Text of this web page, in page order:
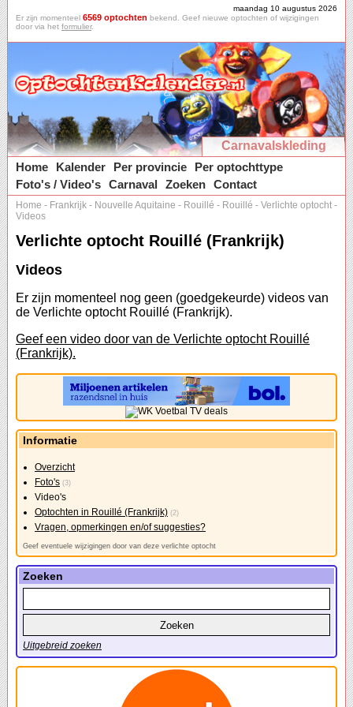
maandag 10 augustus 2026
Er zijn momenteel 6569 optochten bekend. Geef nieuwe optochten of wijzigingen
door via het formulier.
Carnavalskleding
Home
Kalender Per provincie
Per optochttype
Foto's / Video's Carnaval Zoeken Contact
Home - Frankrijk - Nouvelle Aquitaine - Rouillé - Rouillé - Verlichte optocht -
Videos
Verlichte optocht Rouillé (Frankrijk)
Videos
Er zijn momenteel nog geen (goedgekeurde) videos van
de Verlichte optocht Rouillé (Frankrijk).
Geef een video door van de Verlichte optocht Rouillé
(Frankrijk).
Informatie
Overzicht
Foto's (3)
Video's
Optochten in Rouillé (Frankrijk) (2)
Vragen, opmerkingen en/of suggesties?
Geef eventuele wijzigingen door van deze verlichte optocht
Zoeken
Uitgebreid zoeken